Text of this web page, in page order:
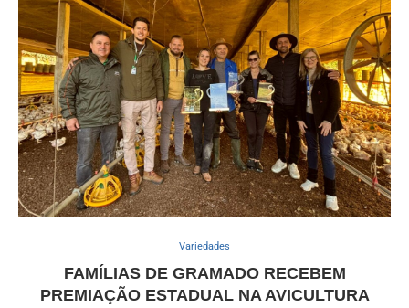
Variedades
FAMÍLIAS DE GRAMADO RECEBEM
PREMIAÇÃO ESTADUAL NA AVICULTURA